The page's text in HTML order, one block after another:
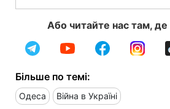
Або читайте нас там, де
Більше по темі:
Одеса Війна в Україні